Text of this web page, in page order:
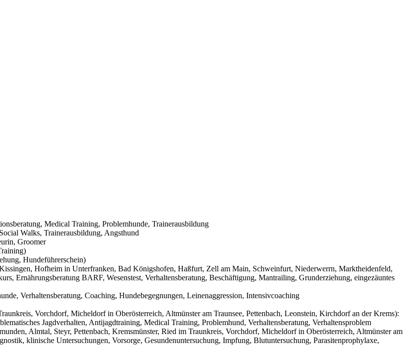
Medical Training, Problemhunde, Trainerausbildung
Walks, Trainerausbildung, Angsthund
Groomer
Hundeführerschein)
Hofheim in Unterfranken, Bad Königshofen, Haßfurt, Zell am Main, Schweinfurt, Niederwerrn, Marktheidenfeld,
Ernährungsberatung BARF, Wesenstest, Verhaltensberatung, Beschäftigung, Mantrailing, Grunderziehung, eingezäuntes
Verhaltensberatung, Coaching, Hundebegegnungen, Leinenaggression, Intensivcoaching
Vorchdorf, Micheldorf in Oberösterreich, Altmünster am Traunsee, Pettenbach, Leonstein, Kirchdorf an der Krems):
Jagdverhalten, Antijagdtraining, Medical Training, Problemhund, Verhaltensberatung, Verhaltensproblem
Almtal, Steyr, Pettenbach, Kremsmünster, Ried im Traunkreis, Vorchdorf, Micheldorf in Oberösterreich, Altmünster am
klinische Untersuchungen, Vorsorge, Gesundenuntersuchung, Impfung, Blutuntersuchung, Parasitenprophylaxe,